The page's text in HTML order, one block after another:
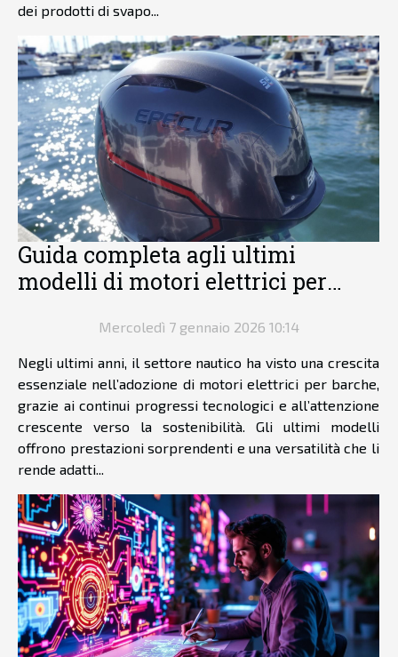
dei prodotti di svapo...
Guida completa agli ultimi
modelli di motori elettrici per
Mercoledì 7 gennaio 2026 10:14
Negli ultimi anni, il settore nautico ha visto una crescita
essenziale nell’adozione di motori elettrici per barche,
grazie ai continui progressi tecnologici e all’attenzione
crescente verso la sostenibilità. Gli ultimi modelli
offrono prestazioni sorprendenti e una versatilità che li
rende adatti...